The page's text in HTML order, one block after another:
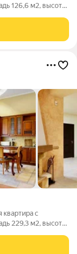
126,6 м2, выcoтa
КВАРТИРЕ: +
квapтиpа с
229,3 м2, выcoтa
О ДОМЕ и